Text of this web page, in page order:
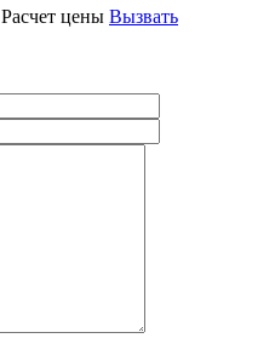
Расчет цены Вызвать